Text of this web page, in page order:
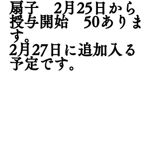
扇子　2月25日から
授与開始　50ありま
す。
2月27日に追加入る
予定です。